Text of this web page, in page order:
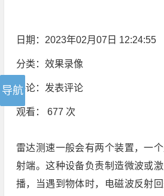
日期：2023年02月07日 12:24:55
分类： 效果录像
评论： 发表评论
观看： 677 次
雷达测速一般会有两个装置，一
射端。这种设备负责制造微波或
播，当遇到物体时，电磁波反射